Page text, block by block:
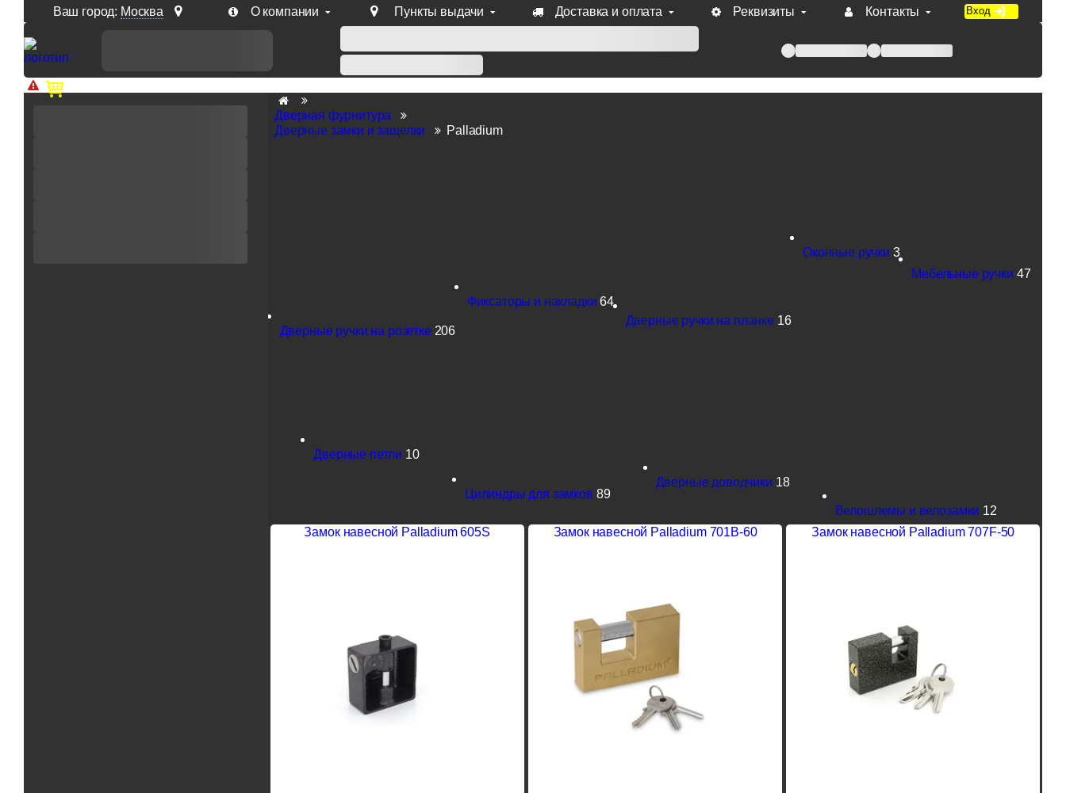
Ваш город: Москва О компании Пункты выдачи Доставка и оплата Реквизиты Контакты Вход
Доп. скидка от цен на сайте 7% при заказе от 50 тыс. руб продукции Venezia, Fratelli, Tupai, Extreza, Melodia, Forme при оплате по счету.
Дверная фурнитура
Дверные замки и защелки
Palladium
Дверные ручки на розетке 206
Фиксаторы и накладки 64
Дверные ручки на планке 16
Оконные ручки 3
Мебельные ручки 47
Дверные петли 10
Цилиндры для замков 89
Дверные доводчики 18
Велошлемы и велозамки 12
Замок навесной Palladium 605S
Замок навесной Palladium 701B-60 Замок навесной Palladium 707F-50